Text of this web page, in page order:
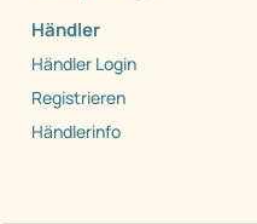
Händler
Händler Login
Registrieren
Händlerinfo